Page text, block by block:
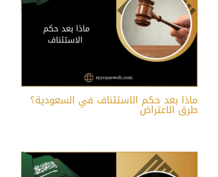
ماذا بعد حكم الاستئناف في السعودية؟
طرق الاعتراض